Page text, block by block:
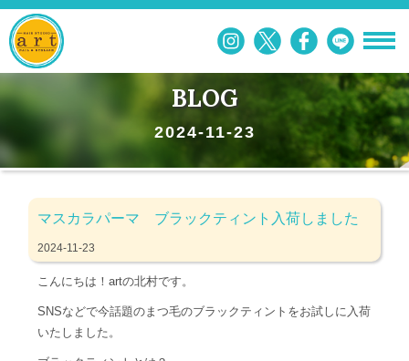
BLOG
2024-11-23
マスカラパーマ ブラックティント入荷しました
2024-11-23
こんにちは！artの北村です。
SNSなどで今話題のまつ毛のブラックティントをお試しに入荷
いたしました。